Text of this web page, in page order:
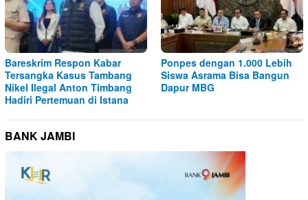
Bareskrim Respon Kabar
Tersangka Kasus Tambang
Nikel Ilegal Anton Timbang
Hadiri Pertemuan di Istana
Ponpes dengan 1.000 Lebih
Siswa Asrama Bisa Bangun
Dapur MBG
BANK JAMBI